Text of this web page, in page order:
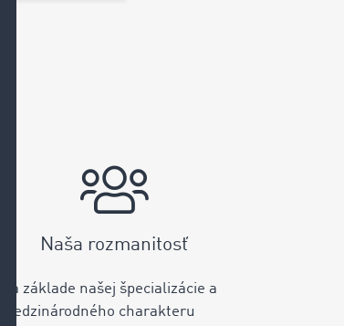
Naša rozmanitosť
Na základe našej špecializácie a
medzinárodného charakteru